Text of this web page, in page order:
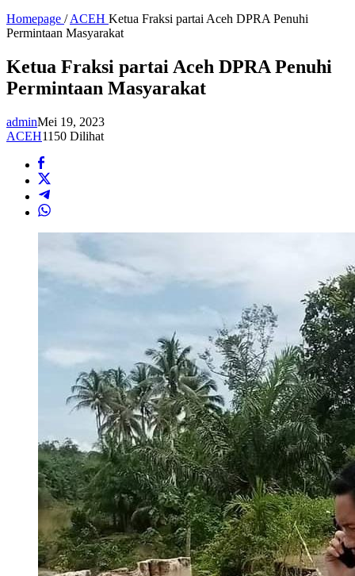
Homepage / ACEH Ketua Fraksi partai Aceh DPRA Penuhi
Permintaan Masyarakat
Ketua Fraksi partai Aceh DPRA Penuhi
Permintaan Masyarakat
adminMei 19, 2023
ACEH1150 Dilihat